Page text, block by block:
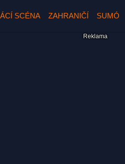
SCÉNA ZAHRANIČÍ SUMÓ